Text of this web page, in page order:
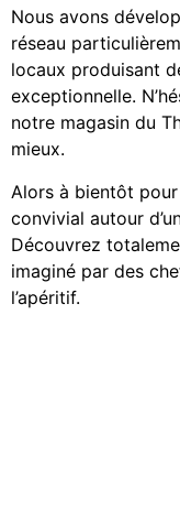
Nous avons
réseau
locaux produisant
exceptionnelle.
notre magasin du
mieux.
Alors à bientôt
convivial autour
Découvrez
imaginé par des
l’apéritif.